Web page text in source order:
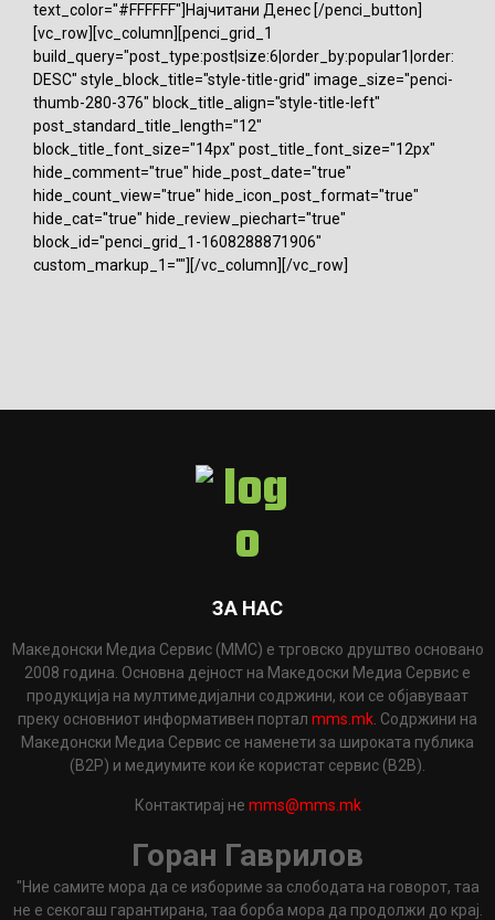
text_color="#FFFFFF"]Најчитани Денес [/penci_button]
[vc_row][vc_column][penci_grid_1
build_query="post_type:post|size:6|order_by:popular1|order:
DESC" style_block_title="style-title-grid" image_size="penci-
thumb-280-376" block_title_align="style-title-left"
post_standard_title_length="12"
block_title_font_size="14px" post_title_font_size="12px"
hide_comment="true" hide_post_date="true"
hide_count_view="true" hide_icon_post_format="true"
hide_cat="true" hide_review_piechart="true"
block_id="penci_grid_1-1608288871906"
custom_markup_1=""][/vc_column][/vc_row]
ЗА НАС
Македонски Медиа Сервис (ММС) е трговско друштво основано
2008 година. Основна дејност на Македоски Медиа Сервис е
продукција на мултимедијални содржини, кои се објавуваат
преку основниот информативен портал mms.mk . Содржини на
Македонски Медиа Сервис се наменети за широката публика
(B2P) и медиумите кои ќе користат сервис (B2B).
Контактирај не mms@mms.mk
Горан Гаврилов
"Ние самите мора да се избориме за слободата на говорот, таа
не е секогаш гарантирана, таа борба мора да продолжи до крај.